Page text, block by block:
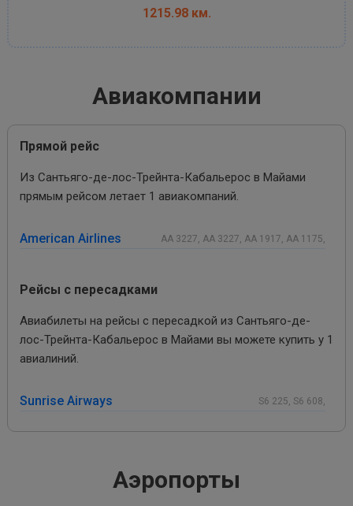
1215.98 км.
Авиакомпании
Прямой рейс
Из Сантьяго-де-лос-Трейнта-Кабальерос в Майами
прямым рейсом летает 1 авиакомпаний.
American Airlines AA 3227, AA 3227, AA 1917, AA 1175,
Рейсы с пересадками
Авиабилеты на рейсы с пересадкой из Сантьяго-де-
лос-Трейнта-Кабальерос в Майами вы можете купить у 1
авиалиний.
Sunrise Airways S6 225, S6 608,
Аэропорты